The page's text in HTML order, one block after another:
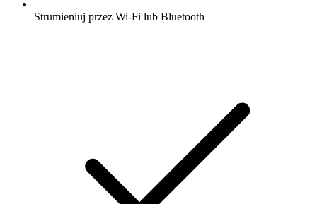
Strumieniuj przez Wi-Fi lub Bluetooth